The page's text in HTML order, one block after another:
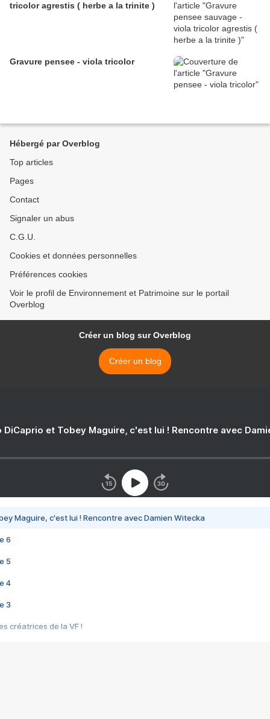
tricolor agrestis ( herbe a la trinite )
Gravure pensee - viola tricolor
Hébergé par Overblog
Top articles
Pages
Contact
Signaler un abus
C.G.U.
Cookies et données personnelles
Préférences cookies
Voir le profil de Environnement et Patrimoine sur le portail
Overblog
Créer un blog sur Overblog
Créer un blog
DiCaprio et Tobey Maguire, c'est lui ! Rencontre avec
Maguire, c'est lui ! Rencontre avec Damien Witecka
6
5
4
3
créatrices de la VF !